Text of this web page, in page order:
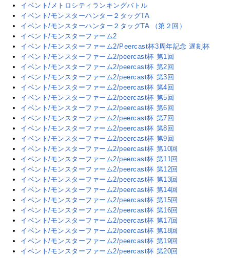
イベント/メトロシティランキングバトル
イベント/モンスターハンター２タッグTA
イベント/モンスターハンター２タッグTA （第２回）
イベント/モンスターファーム2
イベント/モンスターファーム2/Peercast杯3周年記念 遅刻杯
イベント/モンスターファーム2/peercast杯 第1回
イベント/モンスターファーム2/peercast杯 第2回
イベント/モンスターファーム2/peercast杯 第3回
イベント/モンスターファーム2/peercast杯 第4回
イベント/モンスターファーム2/peercast杯 第5回
イベント/モンスターファーム2/peercast杯 第6回
イベント/モンスターファーム2/peercast杯 第7回
イベント/モンスターファーム2/peercast杯 第8回
イベント/モンスターファーム2/peercast杯 第9回
イベント/モンスターファーム2/peercast杯 第10回
イベント/モンスターファーム2/peercast杯 第11回
イベント/モンスターファーム2/peercast杯 第12回
イベント/モンスターファーム2/peercast杯 第13回
イベント/モンスターファーム2/peercast杯 第14回
イベント/モンスターファーム2/peercast杯 第15回
イベント/モンスターファーム2/peercast杯 第16回
イベント/モンスターファーム2/peercast杯 第17回
イベント/モンスターファーム2/peercast杯 第18回
イベント/モンスターファーム2/peercast杯 第19回
イベント/モンスターファーム2/peercast杯 第20回